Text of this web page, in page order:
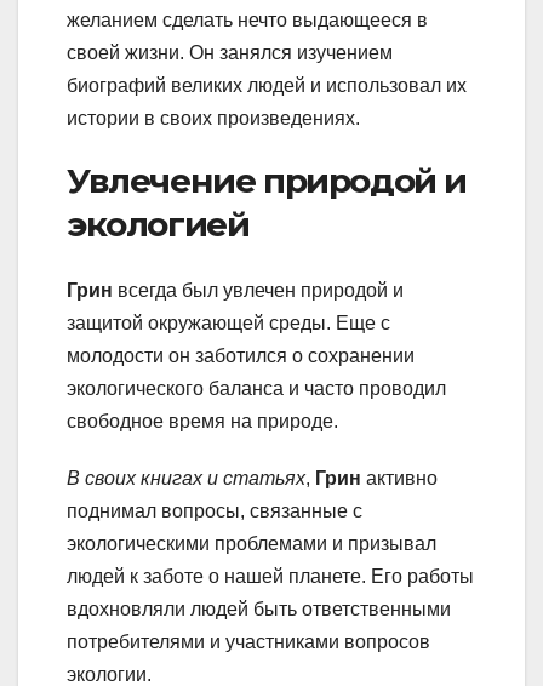
желанием сделать нечто выдающееся в
своей жизни. Он занялся изучением
биографий великих людей и использовал их
истории в своих произведениях.
Увлечение природой и
экологией
Грин всегда был увлечен природой и
защитой окружающей среды. Еще с
молодости он заботился о сохранении
экологического баланса и часто проводил
свободное время на природе.
В своих книгах и статьях, Грин активно
поднимал вопросы, связанные с
экологическими проблемами и призывал
людей к заботе о нашей планете. Его работы
вдохновляли людей быть ответственными
потребителями и участниками вопросов
экологии.